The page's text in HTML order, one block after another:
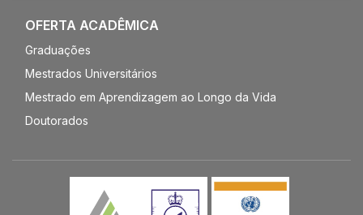
OFERTA ACADÊMICA
Graduações
Mestrados Universitários
Mestrado em Aprendizagem ao Longo da Vida
Doutorados